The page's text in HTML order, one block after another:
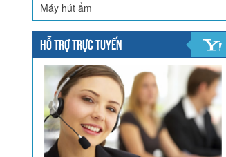
Máy hút ẩm
HỖ TRỢ TRỰC TUYẾN